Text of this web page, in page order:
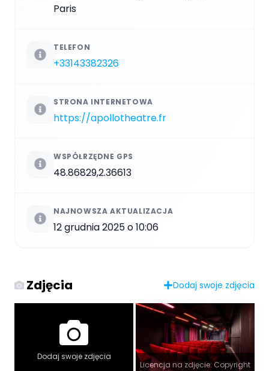
Paris
TELEFON
+33143382326
STRONA INTERNETOWA
https://apollotheatre.fr
WSPÓŁRZĘDNE GPS
48.86829,2.36613
NAJNOWSZA AKTUALIZACJA
12 grudnia 2025 o 10:06
Zdjęcia Dodaj swoje zdjęcia
Dodaj swoje zdjęcia
Licencja na zdjęcie: Copyright